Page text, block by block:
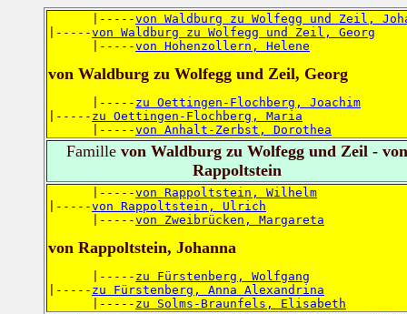
      |-----
von Waldburg zu Wolfegg und Zeil,
|-----von Waldburg zu Wolfegg und Zeil, Georg
      |-----
von Hohenzollern, Helene
von Waldburg zu Wolfegg und Zeil, Georg
      |-----
zu Oettingen-Flochberg, Joachim
|----- zu Oettingen-Flochberg, Maria
      |-----
von Anhalt-Zerbst, Dorothea
Famille von Waldburg zu Wolfegg und Zeil - von
Rappoltstein
      |-----
von Rappoltstein, Wilhelm
|-----von Rappoltstein, Ulrich
      |-----
von Zweibrücken, Margareta
von Rappoltstein, Johanna
      |-----
zu Fürstenberg, Wolfgang
|----- zu Fürstenberg, Anna Alexandrina
      |-----
zu Solms-Braunfels, Elisabeth